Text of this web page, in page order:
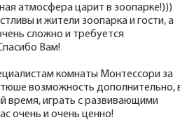
атмосфера царит в зоопарке!)))
и жители зоопарка и гости, а
сложно и требуется
Вам!
комнаты Монтессори за
возможность дополнительно,
время, играть с развивающими
очень и очень ценно!